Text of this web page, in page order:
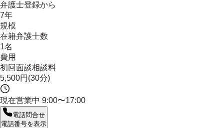
弁護士登録から
7年
規模
在籍弁護士数
1名
費用
初回面談相談料
5,500円(30分)
現在営業中 9:00〜17:00
電話問合せ
電話番号を表示